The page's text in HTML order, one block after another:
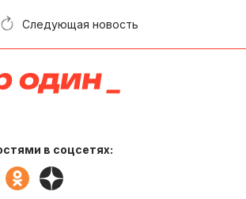
Следующая новость
в соцсетях: